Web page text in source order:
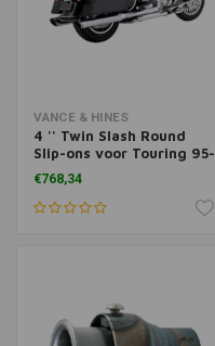
VANCE & HINES
4 '' Twin Slash Round
Slip-ons voor Touring 95-
16
€768,34